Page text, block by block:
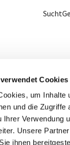
Cookies
um Inhalte
und die
Ihrer Verwendung
Unsere
ihnen